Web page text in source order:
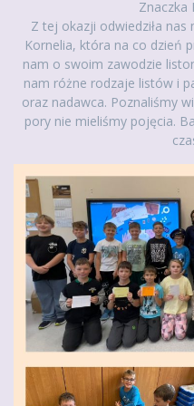
Znaczka
Z tej okazji odwiedziła
Kornelia, która na co dzień
nam o swoim zawodzie
nam różne rodzaje listów i
oraz nadawca. Poznaliśmy
pory nie mieliśmy pojęcia.